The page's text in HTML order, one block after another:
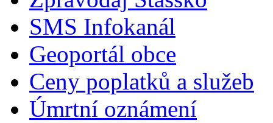
SMS Infokanál
Geoportál obce
Ceny poplatků a služeb
Úmrtní oznámení